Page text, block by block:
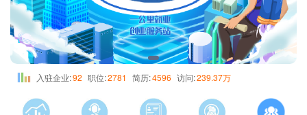
入驻企业:92 职位:2781 简历:4596 访问:239.37万